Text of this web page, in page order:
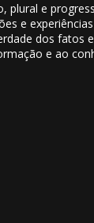
plural e
e
dos fatos
e ao